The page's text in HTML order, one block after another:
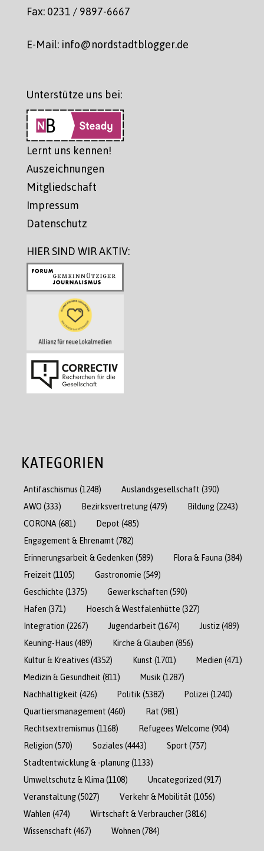
Fax: 0231 / 9897-6667
E-Mail: info@nordstadtblogger.de
Unterstütze uns bei:
Lernt uns kennen!
Auszeichnungen
Mitgliedschaft
Impressum
Datenschutz
HIER SIND WIR AKTIV:
KATEGORIEN
Antifaschismus (1248) Auslandsgesellschaft (390)
AWO (333) Bezirksvertretung(479) Bildung(2243)
CORONA (681) Depot (485)
Engagement & Ehrenamt (782)
Erinnerungsarbeit & Gedenken (589) Flora & Fauna (384)
Freizeit (1105) Gastronomie (549)
Geschichte (1375) Gewerkschaften (590)
Hafen (371) Hoesch & Westfalenhütte (327)
Integration (2267) Jugendarbeit (1674) Justiz(489)
Keuning-Haus (489) Kirche & Glauben (856)
Kultur & Kreatives (4352) Kunst (1701) Medien (471)
Medizin & Gesundheit (811) Musik (1287)
Nachhaltigkeit (426) Politik (5382) Polizei (1240)
Quartiersmanagement (460) Rat (981)
Rechtsextremismus (1168) Refugees Welcome (904)
Religion (570) Soziales (4443) Sport (757)
Stadtentwicklung & -planung(1133)
Umweltschutz & Klima (1108) Uncategorized (917)
Veranstaltung(5027) Verkehr & Mobilität (1056)
Wahlen (474) Wirtschaft & Verbraucher(3816)
Wissenschaft (467) Wohnen (784)